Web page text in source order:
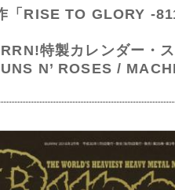
「RISE TO GLORY -
特製カレンダー・
N’ ROSES /